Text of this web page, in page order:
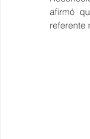
afirmó
referente